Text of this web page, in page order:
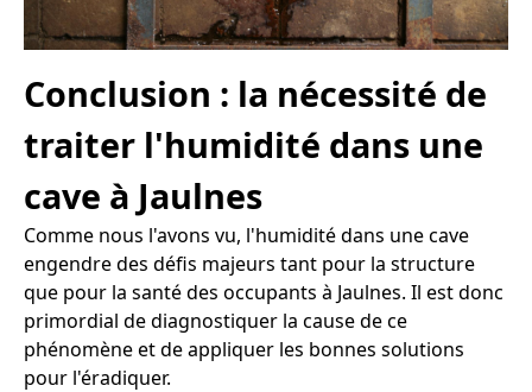
Conclusion : la nécessité de
traiter l'humidité dans une
cave à Jaulnes
Comme nous l'avons vu, l'humidité dans une cave
engendre des défis majeurs tant pour la structure
que pour la santé des occupants à Jaulnes. Il est donc
primordial de diagnostiquer la cause de ce
phénomène et de appliquer les bonnes solutions
pour l'éradiquer.